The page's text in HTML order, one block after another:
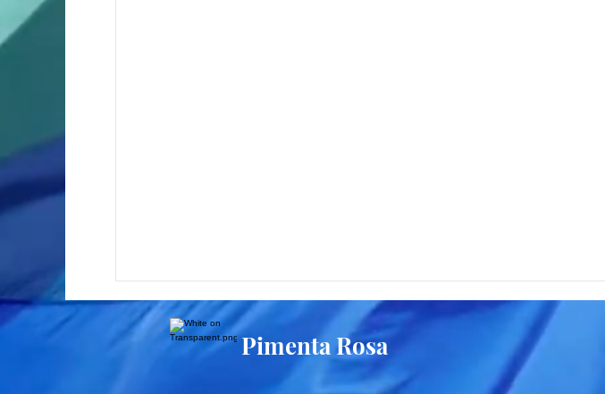
Pimenta Rosa